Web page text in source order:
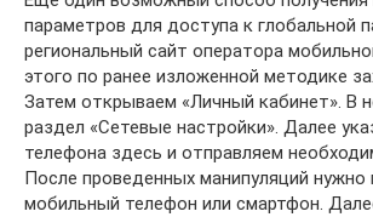
параметров для доступа к глобальной
региональный сайт оператора
этого по ранее изложенной методике
Затем открываем «Личный кабинет». В
раздел «Сетевые настройки». Далее
телефона здесь и отправляем
После проведенных манипуляций нужно
мобильный телефон или смартфон.